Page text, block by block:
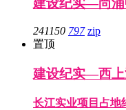
建设纪实—尚浦
241150 797 zip
置顶
建设纪实—西上
长江实业项目占地